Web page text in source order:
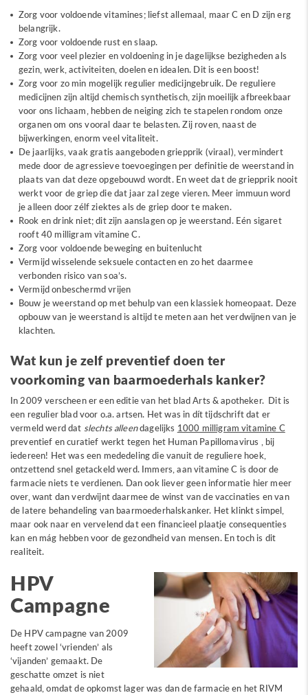
Zorg voor voldoende vitamines; liefst allemaal, maar C en D zijn erg
belangrijk.
Zorg voor voldoende rust en slaap.
Zorg voor veel plezier en voldoening in je dagelijkse bezigheden als
gezin, werk, activiteiten, doelen en idealen. Dit is een boost!
Zorg voor zo min mogelijk regulier medicijngebruik. De reguliere
medicijnen zijn altijd chemisch synthetisch, zijn moeilijk afbreekbaar
voor ons lichaam, hebben de neiging zich te stapelen rondom onze
organen om ons vooral daar te belasten. Zij roven, naast de
bijwerkingen, enorm veel vitaliteit.
De jaarlijks, vaak gratis aangeboden griepprik (viraal), vermindert
mede door de agressieve toevoegingen per definitie de weerstand in
plaats van dat deze opgebouwd wordt. En weet dat de griepprik nooit
werkt voor de griep die dat jaar zal zege vieren. Meer immuun word
je alleen door zélf ziektes als de griep door te maken.
Rook en drink niet; dit zijn aanslagen op je weerstand. Eén sigaret
rooft 40 milligram vitamine C.
Zorg voor voldoende beweging en buitenlucht
Vermijd wisselende seksuele contacten en zo het daarmee
verbonden risico van soa’s.
Vermijd onbeschermd vrijen
Bouw je weerstand op met behulp van een klassiek homeopaat. Deze
opbouw van je weerstand is altijd te meten aan het verdwijnen van je
klachten.
Wat kun je zelf preventief doen ter
voorkoming van baarmoederhals kanker?
In 2009 verscheen er een editie van het blad Arts & apotheker. Dit is
een regulier blad voor o.a. artsen. Het was in dít tijdschrift dat er
vermeld werd dat slechts alleendagelijks 1000 milligram vitamine C
preventief en curatief werkt tegen het Human Papillomavirus , bij
iedereen! Het was een mededeling die vanuit de reguliere hoek,
ontzettend snel getackeld werd. Immers, aan vitamine C is door de
farmacie niets te verdienen. Dan ook liever geen informatie hier meer
over, want dan verdwijnt daarmee de winst van de vaccinaties en van
de latere behandeling van baarmoederhalskanker. Het klinkt simpel,
maar ook naar en vervelend dat een financieel plaatje consequenties
kan en mág hebben voor de gezondheid van mensen. En toch is dit
realiteit.
HPV
Campagne
De HPV campagne van 2009
heeft zowel ‘vrienden’ als
‘vijanden’ gemaakt. De
geschatte omzet is niet
gehaald, omdat de opkomst lager was dan de farmacie en het RIVM